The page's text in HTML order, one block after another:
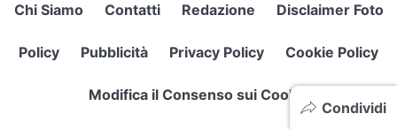
Condividi
Chi Siamo Contatti Redazione Disclaimer Foto
Policy Pubblicità Privacy Policy Cookie Policy
Modifica il Consenso sui Cookie